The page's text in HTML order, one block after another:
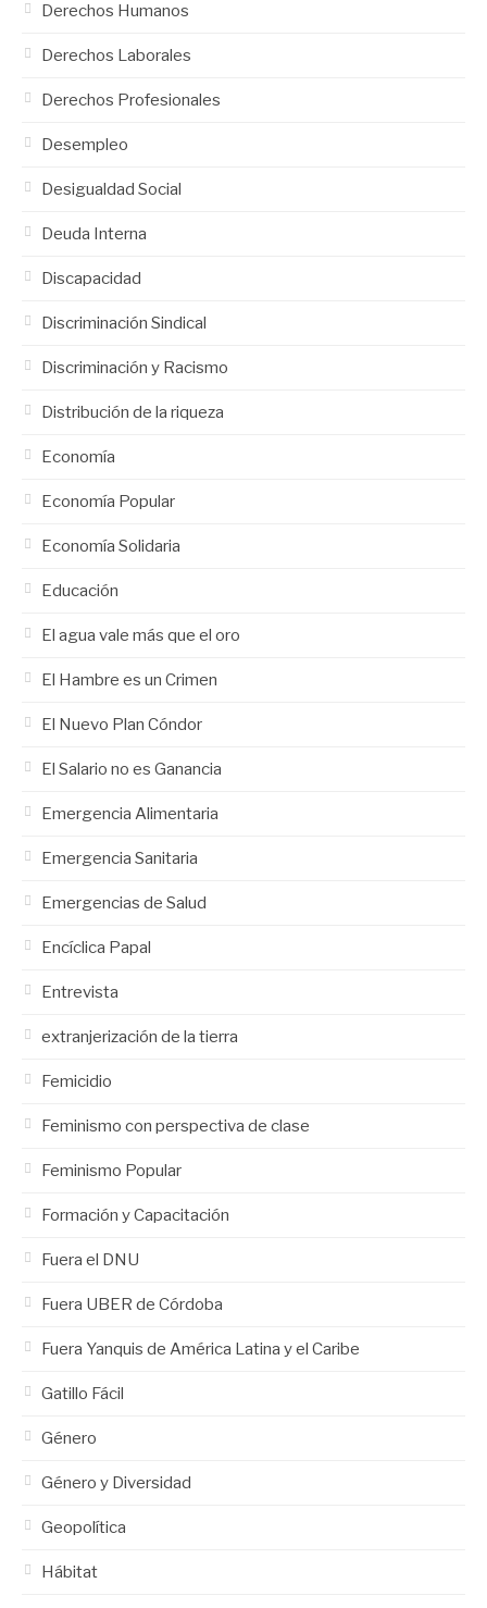
Derechos Humanos
Derechos Laborales
Derechos Profesionales
Desempleo
Desigualdad Social
Deuda Interna
Discapacidad
Discriminación Sindical
Discriminación y Racismo
Distribución de la riqueza
Economía
Economía Popular
Economía Solidaria
Educación
El agua vale más que el oro
El Hambre es un Crimen
El Nuevo Plan Cóndor
El Salario no es Ganancia
Emergencia Alimentaria
Emergencia Sanitaria
Emergencias de Salud
Encíclica Papal
Entrevista
extranjerización de la tierra
Femicidio
Feminismo con perspectiva de clase
Feminismo Popular
Formación y Capacitación
Fuera el DNU
Fuera UBER de Córdoba
Fuera Yanquis de América Latina y el Caribe
Gatillo Fácil
Género
Género y Diversidad
Geopolítica
Hábitat